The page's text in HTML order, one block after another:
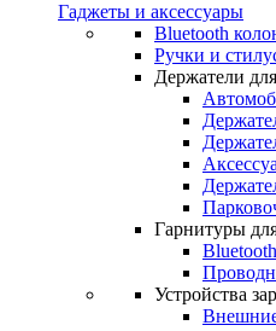
Гаджеты и аксессуары
Bluetooth
Ручки и
Держатели
Гарнитуры
Устройства